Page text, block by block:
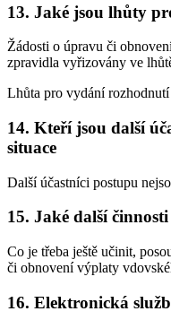
13. Jaké jsou lhůty
Žádosti o úpravu či
zpravidla vyřizovány ve
Lhůta pro vydání
14. Kteří jsou další
situace
Další účastníci postupu
15. Jaké další
Co je třeba ještě učinit,
či obnovení výplaty
16. Elektronická